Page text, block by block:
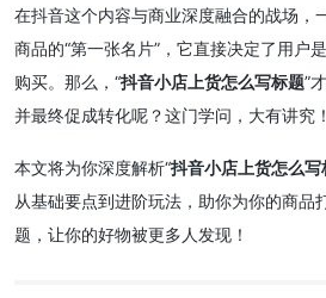
在抖音这个内容与商业深度融合的战场，
商品的“第一张名片”，它直接决定了用户
购买。那么，“抖音小店上货怎么写标题”
并最终促成转化呢？这门学问，大有讲究！
本文将为你深度解析“抖音小店上货怎么写
从基础要点到进阶玩法，助你为你的商品
题，让你的好物被更多人发现！